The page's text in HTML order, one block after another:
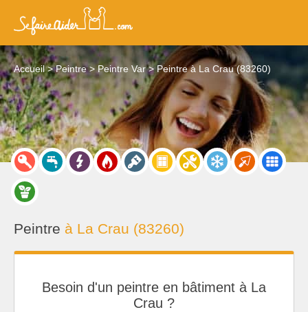
Accueil Peintre Peintre Var Peintre à La Crau (83260)
Peintre à La Crau (83260)
Besoin d'un peintre en bâtiment à La
Crau ?